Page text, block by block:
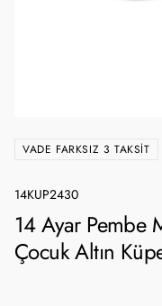
VADE FARKSIZ 3 TAKSIT
14KUP2430
14 Ayar Pembe
Çocuk Altın